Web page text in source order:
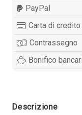
PayPal
Carta di credito
Contrassegno
Bonifico
Descrizione